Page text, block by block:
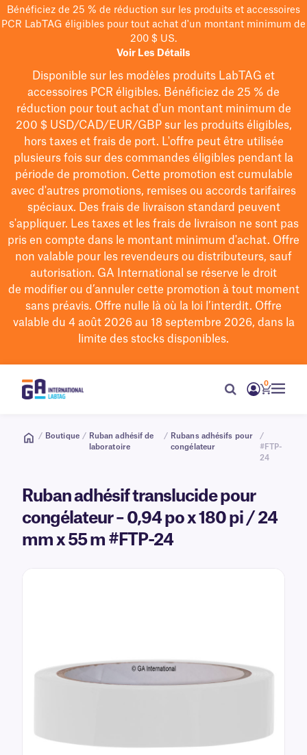
Bénéficiez de 25 % de réduction sur les produits et accessoires
PCR LabTAG éligibles pour tout achat d'un montant minimum de
200 $ US.
Voir Les Détails
Disponible sur les modèles produits LabTAG et
accessoires PCR éligibles. Bénéficiez de 25 % de
réduction pour tout achat d'un montant minimum de
200 $USD/CAD/EUR/GBPsur les produits éligibles,
hors taxes et frais de port. L'offre peut être utilisée
plusieurs fois sur des commandes éligibles pendant la
période de promotion. Cette promotion est cumulable
avec d'autres promotions, remises ou accords tarifaires
spéciaux. Des frais de livraison standard peuvent
s'appliquer. Les taxes et les frais de livraison ne sont pas
pris en compte dans le montant minimum d'achat. Offre
non valable pour les revendeurs ou distributeurs, sauf
autorisation. GA International se réserve le droit
de modifierou d’annuler cette promotion à tout moment
sans préavis. Offre nulle là où la loi l’interdit. Offre
valable du 4 août 2026 au 18 septembre 2026, dans la
limite des stocks disponibles.
0
/ Boutique / Ruban adhésif de
laboratoire
/ Rubans adhésifs pour
congélateur
/
#FTP-
24
Ruban adhésif translucide pour
congélateur – 0,94 po x 180 pi / 24
mm x 55 m #FTP-24